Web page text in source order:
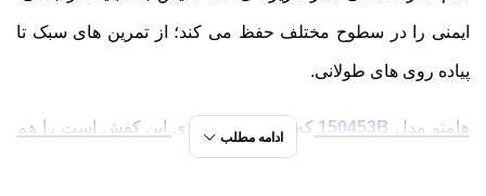
ایمنی را در سطوح مختلف حفظ می کند؛ از تمرین های سبک تا
پیاده روی های طولانی.
هامتو مدل 150453B که نسخه ی زنانه ی این کفش است را هم
ادامه مطلب